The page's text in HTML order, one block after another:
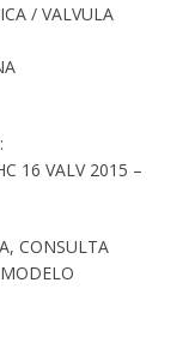
/ VALVULA
16 VALV 2015 –
CONSULTA